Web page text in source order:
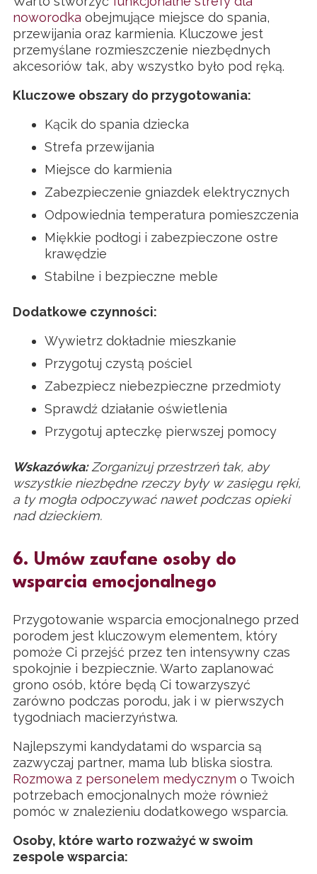
noworodka obejmujące miejsce do spania,
przewijania oraz karmienia. Kluczowe jest
przemyślane rozmieszczenie niezbędnych
akcesoriów tak, aby wszystko było pod ręką.
Kluczowe obszary do przygotowania:
Kącik do spania dziecka
Strefa przewijania
Miejsce do karmienia
Zabezpieczenie gniazdek elektrycznych
Odpowiednia temperatura pomieszczenia
Miękkie podłogi i zabezpieczone ostre
krawędzie
Stabilne i bezpieczne meble
Dodatkowe czynności:
Wywietrz dokładnie mieszkanie
Przygotuj czystą pościel
Zabezpiecz niebezpieczne przedmioty
Sprawdź działanie oświetlenia
Przygotuj apteczkę pierwszej pomocy
Wskazówka: Zorganizuj przestrzeń tak, aby
wszystkie niezbędne rzeczy były w zasięgu ręki,
a ty mogła odpoczywać nawet podczas opieki
nad dzieckiem.
6. Umów zaufane osoby do
wsparcia emocjonalnego
Przygotowanie wsparcia emocjonalnego przed
porodem jest kluczowym elementem, który
pomoże Ci przejść przez ten intensywny czas
spokojnie i bezpiecznie. Warto zaplanować
grono osób, które będą Ci towarzyszyć
zarówno podczas porodu, jak i w pierwszych
tygodniach macierzyństwa.
Najlepszymi kandydatami do wsparcia są
zazwyczaj partner, mama lub bliska siostra.
Rozmowa z personelem medycznym o Twoich
potrzebach emocjonalnych może również
pomóc w znalezieniu dodatkowego wsparcia.
Osoby, które warto rozważyć w swoim
zespole wsparcia: